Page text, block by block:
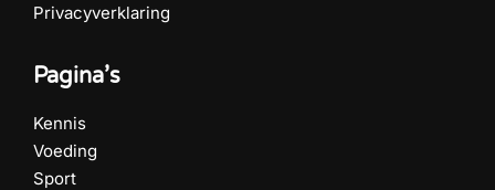
Privacyverklaring
Pagina’s
Kennis
Voeding
Sport